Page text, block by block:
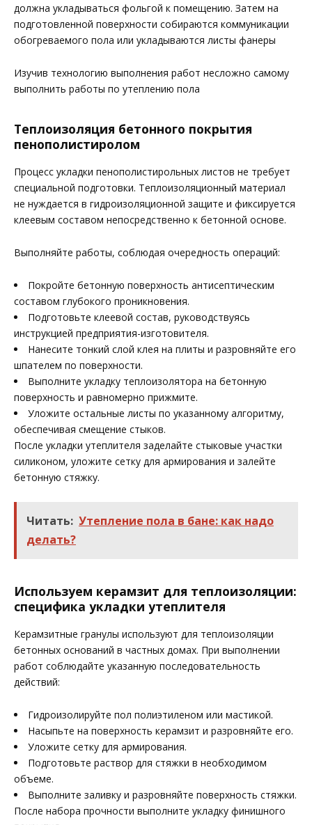
должна укладываться фольгой к помещению. Затем на
подготовленной поверхности собираются коммуникации
обогреваемого пола или укладываются листы фанеры
Изучив технологию выполнения работ несложно самому
выполнить работы по утеплению пола
Теплоизоляция бетонного покрытия
пенополистиролом
Процесс укладки пенополистирольных листов не требует
специальной подготовки. Теплоизоляционный материал
не нуждается в гидроизоляционной защите и фиксируется
клеевым составом непосредственно к бетонной основе.
Выполняйте работы, соблюдая очередность операций:
Покройте бетонную поверхность антисептическим
составом глубокого проникновения.
Подготовьте клеевой состав, руководствуясь
инструкцией предприятия-изготовителя.
Нанесите тонкий слой клея на плиты и разровняйте его
шпателем по поверхности.
Выполните укладку теплоизолятора на бетонную
поверхность и равномерно прижмите.
Уложите остальные листы по указанному алгоритму,
обеспечивая смещение стыков.
После укладки утеплителя заделайте стыковые участки
силиконом, уложите сетку для армирования и залейте
бетонную стяжку.
Читать: Утепление пола в бане: как надо
делать?
Используем керамзит для теплоизоляции:
специфика укладки утеплителя
Керамзитные гранулы используют для теплоизоляции
бетонных оснований в частных домах. При выполнении
работ соблюдайте указанную последовательность
действий:
Гидроизолируйте пол полиэтиленом или мастикой.
Насыпьте на поверхность керамзит и разровняйте его.
Уложите сетку для армирования.
Подготовьте раствор для стяжки в необходимом
объеме.
Выполните заливку и разровняйте поверхность стяжки.
После набора прочности выполните укладку финишного